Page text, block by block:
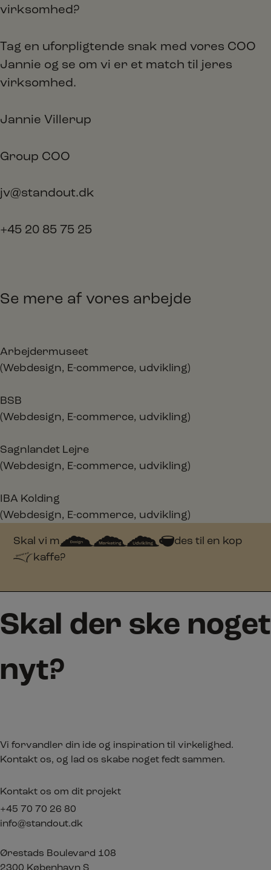
virksomhed?
Tag en uforpligtende snak med vores COO
Jannie og se om vi er et match til jeres
virksomhed.
Jannie Villerup
Group COO
jv@standout.dk
+45 20 85 75 25
Se mere af vores arbejde
Arbejdermuseet
(Webdesign, E-commerce, udvikling)
BSB
(Webdesign, E-commerce, udvikling)
Sagnlandet Lejre
(Webdesign, E-commerce, udvikling)
IBA Kolding
(Webdesign, E-commerce, udvikling)
Skal vi m
des til en kop
kaffe?
Skal der ske noget
nyt?
Vi forvandler din ide og inspiration til virkelighed.
Kontakt os, og lad os skabe noget fedt sammen.
Kontakt os om dit projekt
+45 70 70 26 80
info@standout.dk
Ørestads Boulevard 108
2300 København S